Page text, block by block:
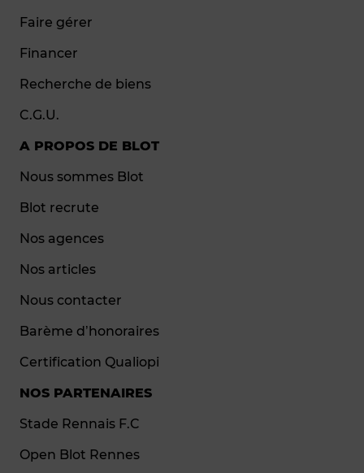
Faire gérer
Financer
Recherche de biens
C.G.U.
A PROPOS DE BLOT
Nous sommes Blot
Blot recrute
Nos agences
Nos articles
Nous contacter
Barème d’honoraires
Certification Qualiopi
NOS PARTENAIRES
Stade Rennais F.C
Open Blot Rennes